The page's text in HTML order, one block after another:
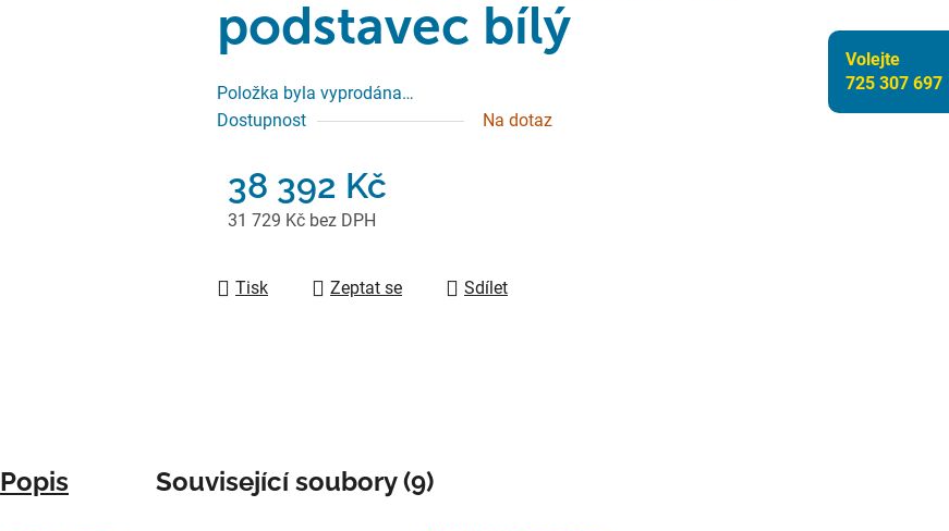
Volejte
725 307 697
podstavec bílý
Položka byla vyprodána…
Dostupnost
Na dotaz
38 392 Kč
31 729 Kč bez DPH
Tisk
Zeptat se Sdílet
Popis Související soubory (9)